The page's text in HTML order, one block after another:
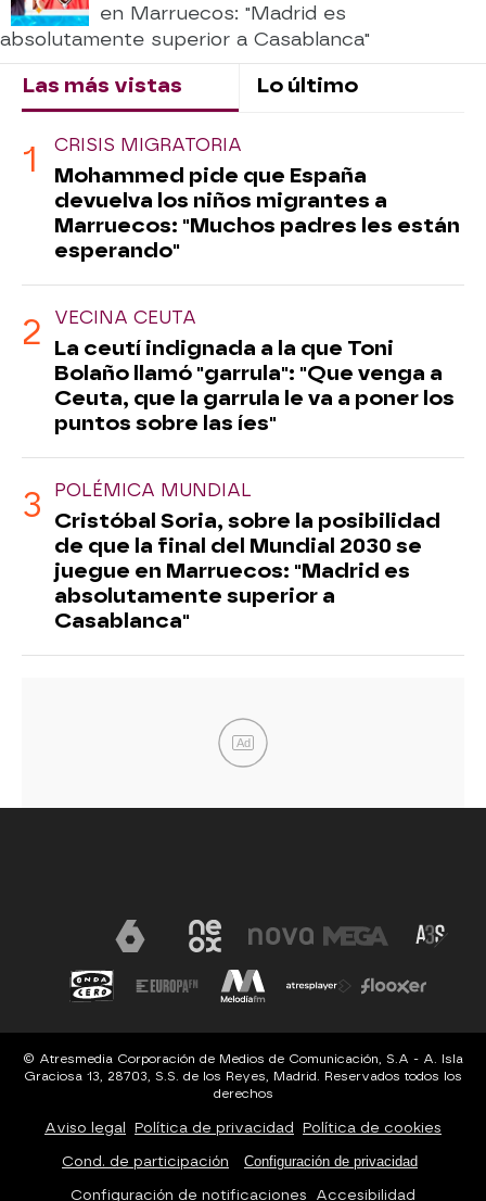
en Marruecos: "Madrid es
absolutamente superior a Casablanca"
Las más vistas Lo último
CRISIS MIGRATORIA
Mohammed pide que España
devuelva los niños migrantes a
Marruecos: "Muchos padres les están
esperando"
VECINA CEUTA
La ceutí indignada a la que Toni
Bolaño llamó "garrula": "Que venga a
Ceuta, que la garrula le va a poner los
puntos sobre las íes"
POLÉMICA MUNDIAL
Cristóbal Soria, sobre la posibilidad
de que la final del Mundial 2030 se
juegue en Marruecos: "Madrid es
absolutamente superior a
Casablanca"
Ad
© Atresmedia Corporación de Medios de Comunicación, S.A - A. Isla
Graciosa 13, 28703, S.S. de los Reyes, Madrid. Reservados todos los
derechos
Aviso legal Política de privacidad Política de cookies
Cond. de participación Configuración de privacidad
Configuración de notificaciones Accesibilidad